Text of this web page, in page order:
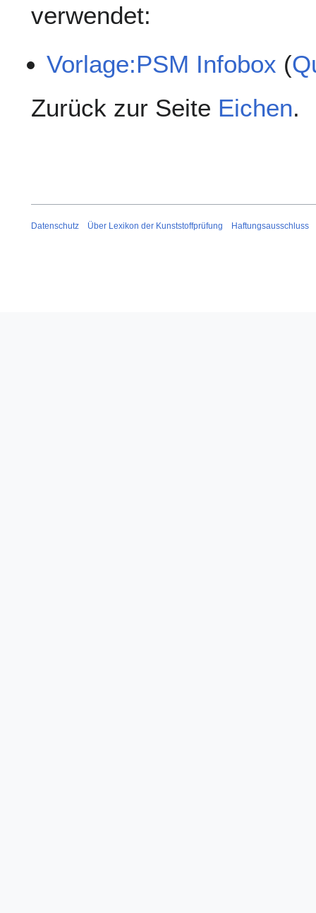
verwendet:
Vorlage:PSM Infobox (
Zurück zur Seite Eichen.
Datenschutz Über Lexikon der Kunststoffprüfung Haftungsausschluss